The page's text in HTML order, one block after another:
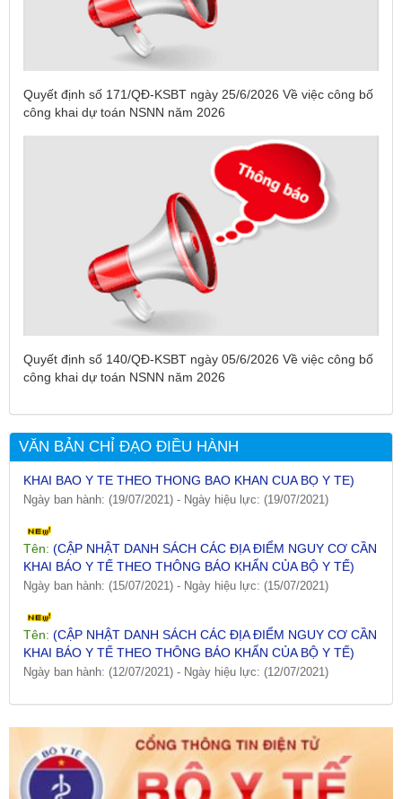
Quyết định số 171/QĐ-KSBT ngày 25/6/2026 Về việc công bố
công khai dự toán NSNN năm 2026
Quyết định số 140/QĐ-KSBT ngày 05/6/2026 Về việc công bố
công khai dự toán NSNN năm 2026
VĂN BẢN CHỈ ĐẠO ĐIỀU HÀNH
CÁCH LY XÃ HỘI VÀ GIÃN CÁCH XÃ HỘI TÍNH ĐẾN 17H
NGÀY 25/7/2021)
Tên: (CẬP NHẬT DANH SÁCH CÁC ĐỊA ĐIỂM NGUY CƠ CẦN
KHAI BÁO Y TẾ THEO THÔNG BÁO KHẨN CỦA BỘ Y TẾ)
Ngày ban hành: (19/07/2021) -Ngày hiệu lực: (19/07/2021)
Tên:
KHAI BÁO Y TẾ THEO THÔNG BÁO KHẨN CỦA BỘ Y TẾ)
Ngày ban hành: (15/07/2021) -Ngày hiệu lực: (15/07/2021)
Tên:
KHAI BÁO Y TẾ THEO THÔNG BÁO KHẨN CỦA BỘ Y TẾ)
Ngày ban hành: (12/07/2021) -Ngày hiệu lực: (12/07/2021)
Tên:(CẬP NHẬT DANH SÁCH CÁC ĐỊA ĐIỂM NGUY CƠ CẦN
Ngày ban hành: (09/07/2021) -Ngày hiệu lực: (09/07/2021)
Tên:(CẬP NHẬT DANH SÁCH CÁC ĐỊA ĐIỂM NGUY CƠ CẦN